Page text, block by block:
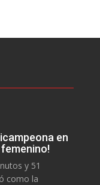
en
y 51
como la